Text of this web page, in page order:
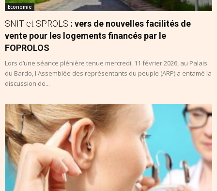
Economie
SNIT et SPROLS : vers de nouvelles facilités de
vente pour les logements financés par le
FOPROLOS
Lors d’une séance plénière tenue mercredi, 11 février 2026, au Palais
du Bardo, l'Assemblée des représentants du peuple (ARP) a entamé la
discussion de...